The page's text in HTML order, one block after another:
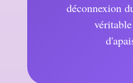
déconnexion